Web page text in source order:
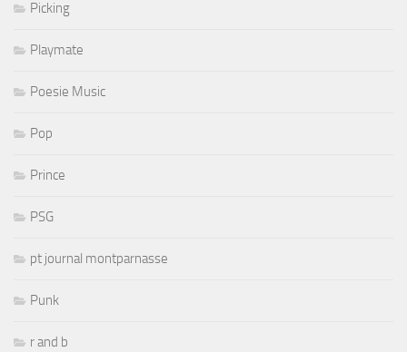
Picking
Playmate
Poesie Music
Pop
Prince
PSG
pt journal montparnasse
Punk
r and b